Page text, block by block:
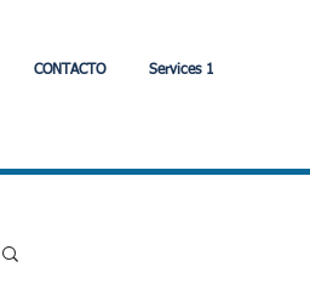
CONTACTO Services 1